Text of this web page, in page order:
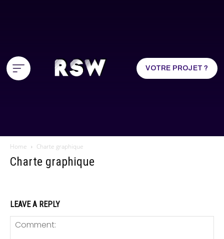
VOTRE PROJET ?
Home Charte graphique
Charte graphique
LEAVE A REPLY